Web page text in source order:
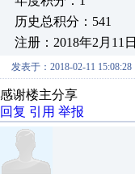
历史总积分：541
注册：2018年2月11日
发表于：2018-02-11 15:08:28
感谢楼主分享
回复 引用 举报